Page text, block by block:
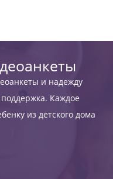
и надежду
Каждое
из детского дома